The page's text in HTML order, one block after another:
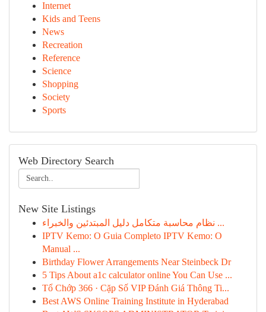
Internet
Kids and Teens
News
Recreation
Reference
Science
Shopping
Society
Sports
Web Directory Search
New Site Listings
نظام محاسبة متكامل دليل المبتدئين والخبراء ...
IPTV Kemo: O Guia Completo IPTV Kemo: O
Manual ...
Birthday Flower Arrangements Near Steinbeck Dr
5 Tips About a1c calculator online You Can Use ...
Tổ Chớp 366 · Cặp Số VIP Đánh Giá Thông Ti...
Best AWS Online Training Institute in Hyderabad